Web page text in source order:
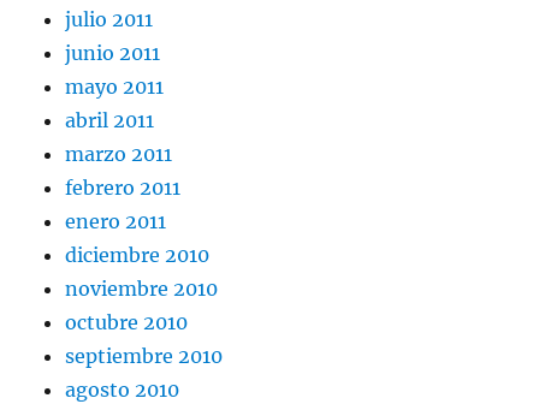
julio 2011
junio 2011
mayo 2011
abril 2011
marzo 2011
febrero 2011
enero 2011
diciembre 2010
noviembre 2010
octubre 2010
septiembre 2010
agosto 2010